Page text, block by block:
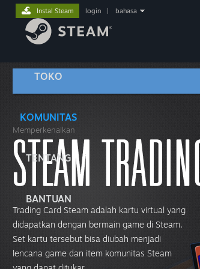
TOKO
KOMUNITAS
TENTANG
BANTUAN
Instal Steam login bahasa
Memperkenalkan
Trading Card Steam adalah kartu virtual yang
didapatkan dengan bermain game di Steam.
Set kartu tersebut bisa diubah menjadi
lencana game dan item komunitas Steam